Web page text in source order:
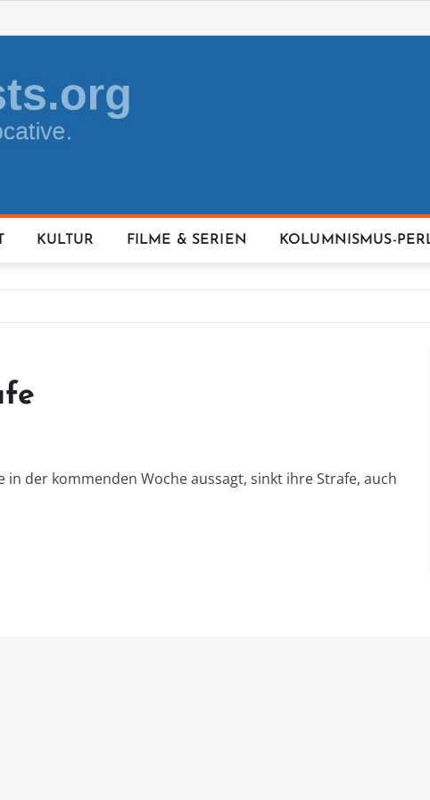
KULTUR FILME & SERIEN KOLUMNISMUS-
der kommenden Woche aussagt, sinkt ihre Strafe, auch